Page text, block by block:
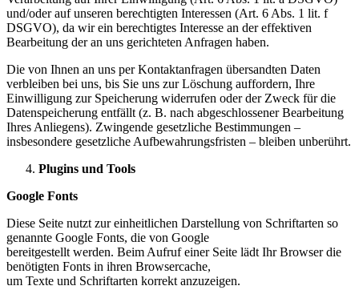
und/oder auf unseren berechtigten Interessen (Art. 6 Abs. 1 lit. f
DSGVO), da wir ein berechtigtes Interesse an der effektiven
Bearbeitung der an uns gerichteten Anfragen haben.
Die von Ihnen an uns per Kontaktanfragen übersandten Daten
verbleiben bei uns, bis Sie uns zur Löschung auffordern, Ihre
Einwilligung zur Speicherung widerrufen oder der Zweck für die
Datenspeicherung entfällt (z. B. nach abgeschlossener Bearbeitung
Ihres Anliegens). Zwingende gesetzliche Bestimmungen –
insbesondere gesetzliche Aufbewahrungsfristen – bleiben unberührt.
Plugins und Tools
Google Fonts
Diese Seite nutzt zur einheitlichen Darstellung von Schriftarten so
genannte Google Fonts, die von Google
bereitgestellt werden. Beim Aufruf einer Seite lädt Ihr Browser die
benötigten Fonts in ihren Browsercache,
um Texte und Schriftarten korrekt anzuzeigen.